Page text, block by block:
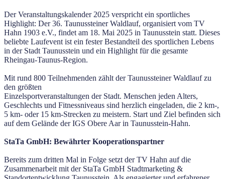
Der Veranstaltungskalender 2025 verspricht ein sportliches
Highlight: Der 36. Taunussteiner Waldlauf, organisiert vom TV
Hahn 1903 e.V., findet am 18. Mai 2025 in Taunusstein statt. Dieses
beliebte Laufevent ist ein fester Bestandteil des sportlichen Lebens
in der Stadt Taunusstein und ein Highlight für die gesamte
Rheingau-Taunus-Region.
Mit rund 800 Teilnehmenden zählt der Taunussteiner Waldlauf zu
den größten
Einzelsportveranstaltungen der Stadt. Menschen jeden Alters,
Geschlechts und Fitnessniveaus sind herzlich eingeladen, die 2 km-,
5 km- oder 15 km-Strecken zu meistern. Start und Ziel befinden sich
auf dem Gelände der IGS Obere Aar in Taunusstein-Hahn.
StaTa GmbH: Bewährter Kooperationspartner
Bereits zum dritten Mal in Folge setzt der TV Hahn auf die
Zusammenarbeit mit der StaTa GmbH Stadtmarketing &